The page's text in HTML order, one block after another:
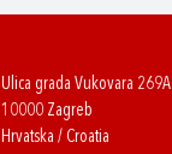
Ulica grada Vukovara 269A
10000 Zagreb
Hrvatska / Croatia